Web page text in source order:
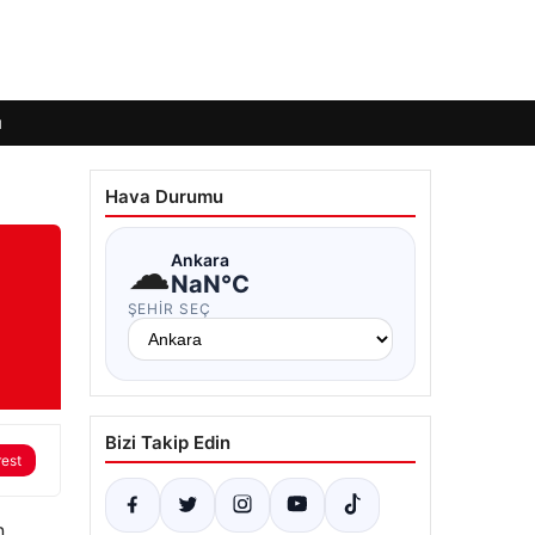
Hava Durumu
☁Ankara
NaN°C
ŞEHIR SEÇ
Bizi Takip Edin